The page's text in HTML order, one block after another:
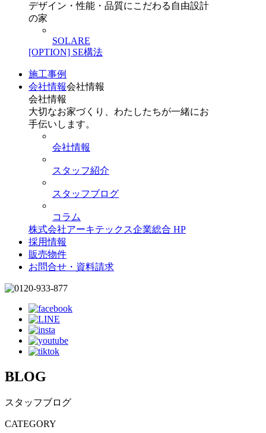
デザイン・性能・品質にこだわる自由設計
の家
SOLARE
[OPTION] SE構法
施工事例
会社情報会社情報
会社情報
大切なお家づくり、わたしたちが一緒にお
手伝いします。
会社情報
スタッフ紹介
スタッフブログ
コラム
株式会社アーキテックス企業総合 HP
採用情報
販売物件
お問合せ・資料請求
BLOG
スタッフブログ
CATEGORY